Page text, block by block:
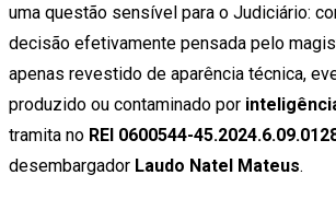
uma questão sensível para o Judiciário:
decisão efetivamente pensada pelo
apenas revestido de aparência técnica,
produzido ou contaminado por
tramita no REl 0600544-
desembargador Laudo Natel Mateus.